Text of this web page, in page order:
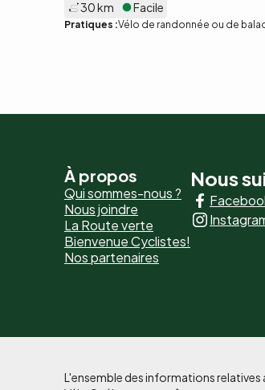
30 km Facile
Pratiques :Vélo de randonnée ou de
Pied
de
page
-
À propos
Qui sommes-nous ?
Nous joindre
La Route verte
Bienvenue Cyclistes!
Nos partenaires
Nous
L'ensemble des informations